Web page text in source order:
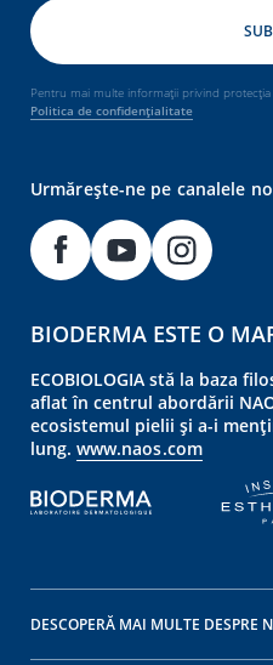
Pentru mai multe informații privind
Politica de confidențialitate
Urmărește-ne pe canalele
BIODERMA ESTE O
ECOBIOLOGIA stă la baza
aflat în centrul abordării
ecosistemul pielii și a-i
lung. www.naos.com
DESCOPERĂ MAI MULTE DESPRE